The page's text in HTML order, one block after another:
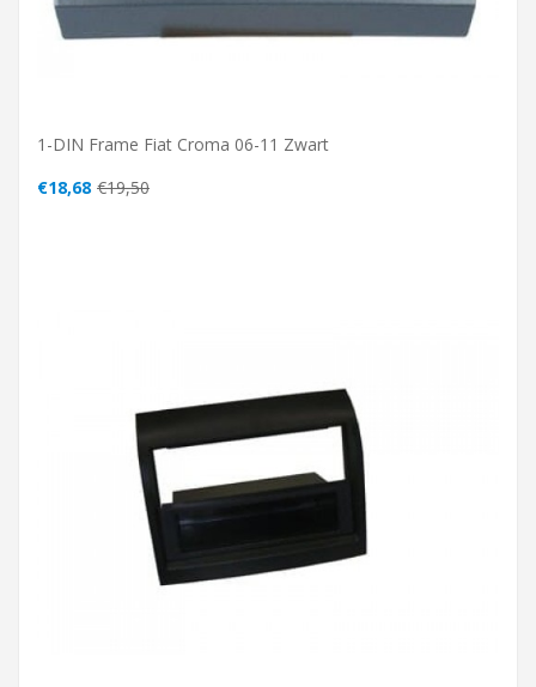
1-DIN Frame Fiat Croma 06-11 Zwart
€18,68 €19,50